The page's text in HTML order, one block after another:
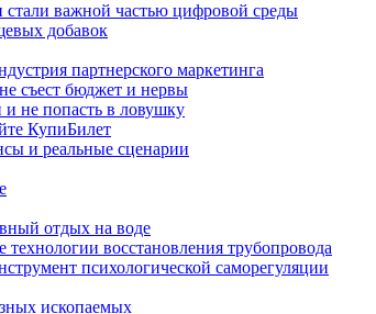
стали важной частью цифровой среды
добавок
партнерского маркетинга
съест бюджет и нервы
не попасть в ловушку
КупиБилет
и реальные сценарии
отдых на воде
восстановления трубопровода
психологической саморегуляции
ископаемых